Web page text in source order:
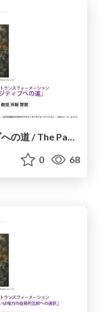
メタ・ネイチャーポジティブへの道 / The Path to Meta Nature Positive
0 68